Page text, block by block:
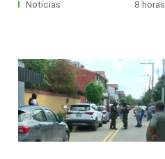
Noticias 8 horas